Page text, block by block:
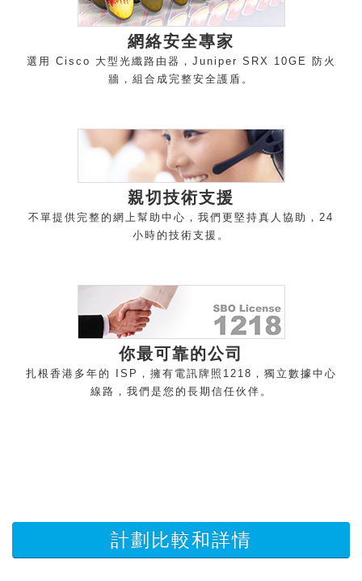
網絡安全專家
選用 Cisco 大型光纖路由器，Juniper SRX 10GE 防火
牆，組合成完整安全護 盾。
親切技術支援
不單提供完整的網上幫助中心，我們更堅持真人協助，24
小時的技術支 援。
你最可靠的公司
扎根香港多年的 ISP，擁有電訊牌照1218，獨立數據中心
線路，我們是您的長期信任伙 伴。
計劃比較和詳情